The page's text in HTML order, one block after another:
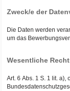
Zweck/e der
Die Daten werden
um das
Wesentliche
Art. 6 Abs. 1 S. 1 lit. a),